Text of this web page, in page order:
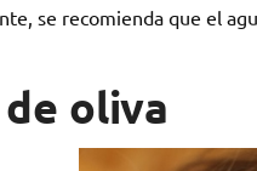
se recomienda que el
oliva